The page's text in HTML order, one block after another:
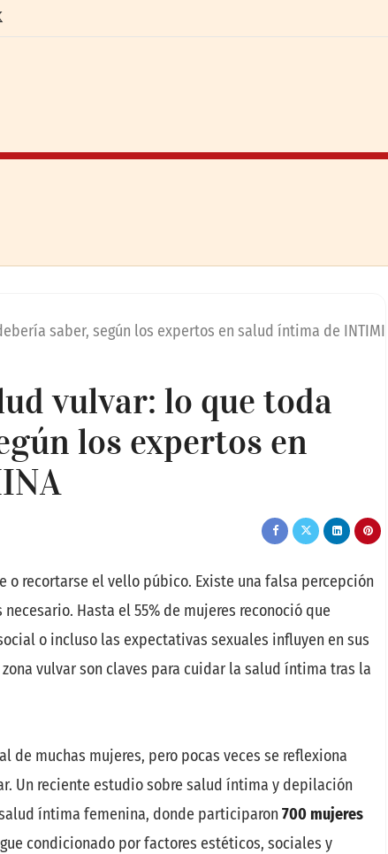
saber, según los expertos en salud íntima de INTIMI
vulvar: lo que toda
los expertos en
o recortarse el vello púbico. Existe una falsa percepción
Hasta el 55% de mujeres reconoció que
o incluso las expectativas sexuales influyen en sus
vulvar son claves para cuidar la salud íntima tras la
muchas mujeres, pero pocas veces se reflexiona
Un reciente estudio sobre salud íntima y depilación
íntima femenina, donde participaron 700 mujeres
condicionado por factores estéticos, sociales y